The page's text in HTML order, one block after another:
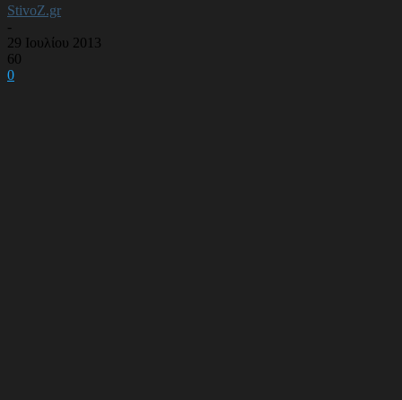
StivoZ.gr
-
29 Ιουλίου 2013
60
0